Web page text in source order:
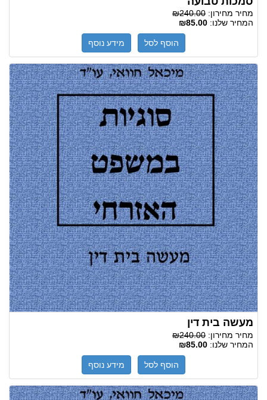
מחיר מחירון: ₪240.00
המחיר שלנו: ₪85.00
הוסף לסל מידע נוסף
מעשה בית דין
מחיר מחירון: ₪240.00
המחיר שלנו: ₪85.00
הוסף לסל מידע נוסף